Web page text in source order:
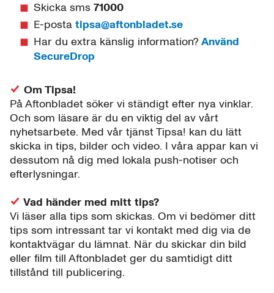
Skicka sms 71000
E-posta tipsa@aftonbladet.se
Har du extra känslig information? Använd
SecureDrop
Om Tipsa!
På Aftonbladet söker vi ständigt efter nya vinklar.
Och som läsare är du en viktig del av vårt
nyhetsarbete. Med vår tjänst Tipsa! kan du lätt
skicka in tips, bilder och video. I våra appar kan vi
dessutom nå dig med lokala push-notiser och
efterlysningar.
Vad händer med mitt tips?
Vi läser alla tips som skickas. Om vi bedömer ditt
tips som intressant tar vi kontakt med dig via de
kontaktvägar du lämnat. När du skickar din bild
eller film till Aftonbladet ger du samtidigt ditt
tillstånd till publicering.